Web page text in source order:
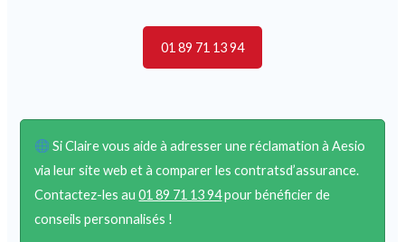
01 89 71 13 94
Si Claire vous aide à adresser une réclamation à Aesio
via leur site web et à comparer les contratsd’assurance.
Contactez-les au01 89 71 13 94pour bénéficier de
conseils personnalisés !